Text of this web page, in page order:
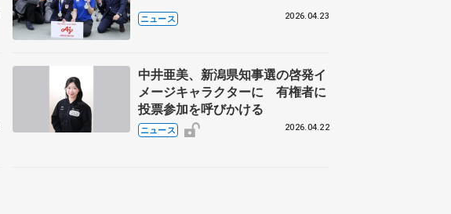
ニュース 2026.04.23
中井亜美、新潟県知事選の啓発イ
メージキャラクターに 有権者に
投票参加を呼びかける
ニュース 2026.04.22